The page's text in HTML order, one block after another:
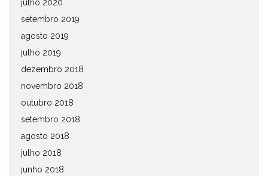
julho 2020
setembro 2019
agosto 2019
julho 2019
dezembro 2018
novembro 2018
outubro 2018
setembro 2018
agosto 2018
julho 2018
junho 2018